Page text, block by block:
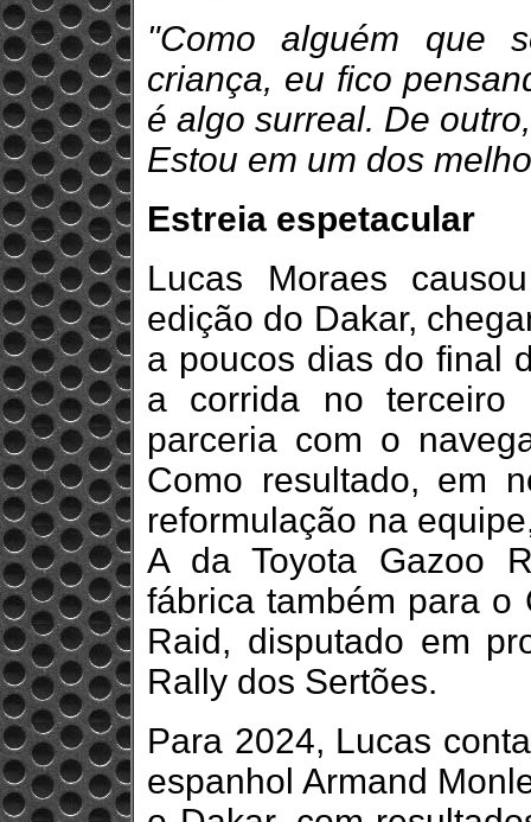
"Como alguém que
criança, eu fico
é algo surreal. De
Estou em um dos
Estreia espetacular
Lucas Moraes
edição do Dakar,
a poucos dias do final
a corrida no terceiro
parceria com o
Como resultado, em
reformulação na
A da Toyota Gazoo
fábrica também para o
Raid, disputado em
Rally dos Sertões.
Para 2024, Lucas
espanhol Armand